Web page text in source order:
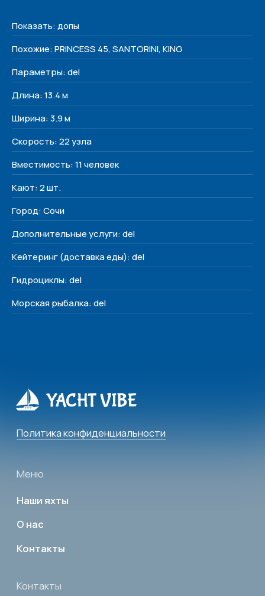
Показать: допы
Похожие: PRINCESS 45, SANTORINI, KING
Параметры: del
Длина: 13.4 м
Ширина: 3.9 м
Скорость: 22 узла
Вместимость: 11 человек
Кают: 2 шт.
Город: Сочи
Дополнительные услуги: del
Кейтеринг (доставка еды): del
Гидроциклы: del
Морская рыбалка: del
Наши яхты
Контакты
Политика конфиденциальности
Меню
+7 (938) 488-17-17
yachtvibe@yandex.ru
Сочи, Несебрская 3
Соц. сети